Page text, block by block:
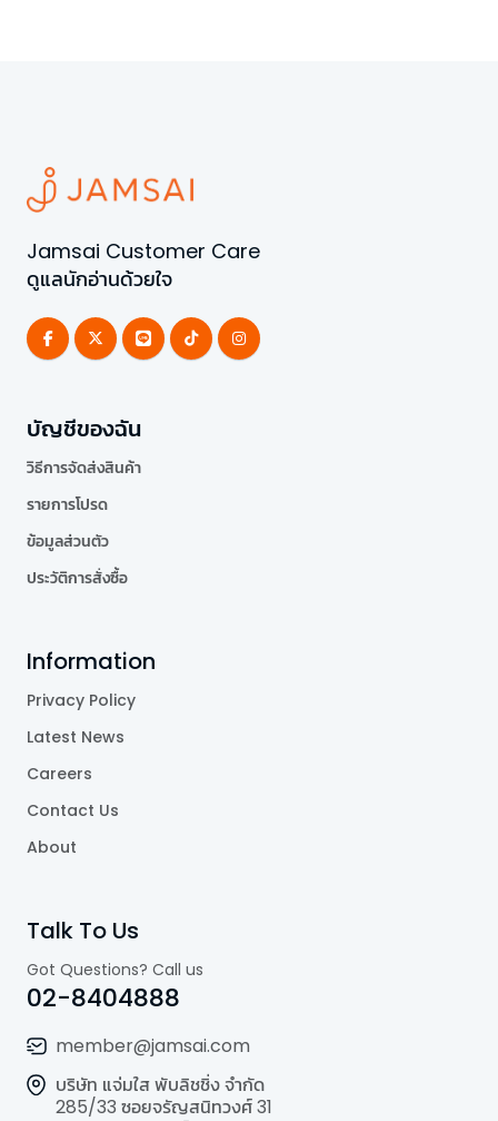
Jamsai Customer Care
ดูแลนักอ่านด้วยใจ
บัญชีของฉัน
วิธีการจัดส่งสินค้า
รายการโปรด
ข้อมูลส่วนตัว
ประวัติการสั่งซื้อ
Information
Privacy Policy
Latest News
Careers
Contact Us
About
Talk To Us
Got Questions? Call us
02-8404888
member@jamsai.com
บริษัท แจ่มใส พับลิชชิ่ง จำกัด
285/33 ซอยจรัญสนิทวงศ์ 31